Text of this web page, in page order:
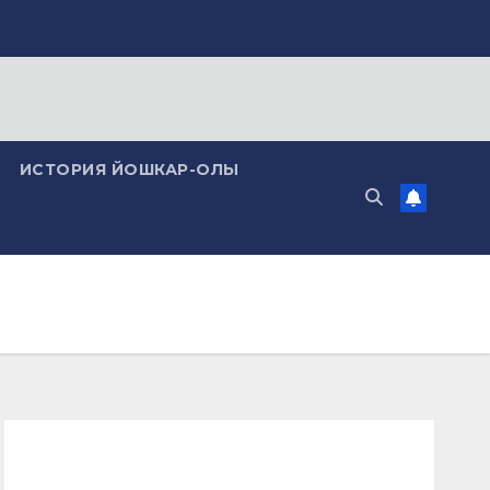
ИСТОРИЯ ЙОШКАР-ОЛЫ